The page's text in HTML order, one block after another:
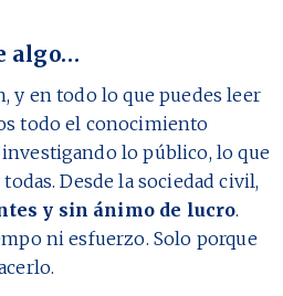
algo…
y en todo lo que puedes leer
todo el conocimiento
lo público, lo que
Desde la sociedad civil,
y sin ánimo de lucro.
ni esfuerzo. Solo porque